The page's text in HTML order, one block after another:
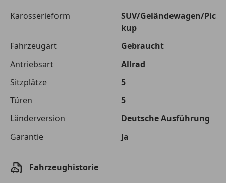
120 Monate
Kreditbetrag
€ 75 000,-
Gesamtbetrag
Einberechnete Gebühren
€ 0,-
Monatliche Rate
Karosserieform
SUV/Geländewagen/Pic
kup
Fahrzeugart
Gebraucht
Antriebsart
Allrad
Sitzplätze
5
Türen
5
Länderversion
Deutsche Ausführung
Garantie
Ja
Fahrzeughistorie